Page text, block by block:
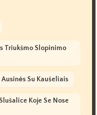
Triukšmo Slopinimo
Su Kaušeliais
Koje Se Nose